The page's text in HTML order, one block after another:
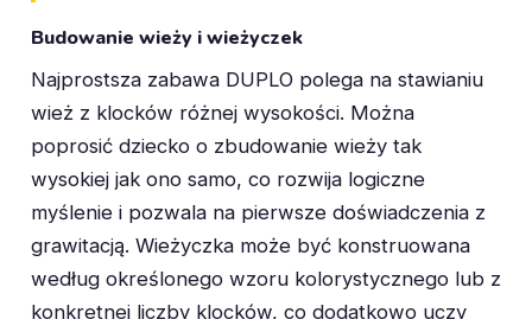
Budowanie wieży i wieżyczek
Najprostsza zabawa DUPLO polega na stawianiu
wież z klocków różnej wysokości. Można
poprosić dziecko o zbudowanie wieży tak
wysokiej jak ono samo, co rozwija logiczne
myślenie i pozwala na pierwsze doświadczenia z
grawitacją. Wieżyczka może być konstruowana
według określonego wzoru kolorystycznego lub z
konkretnej liczby klocków, co dodatkowo uczy